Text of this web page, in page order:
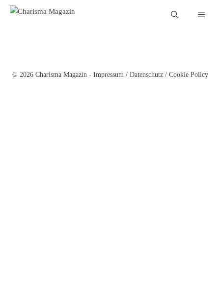
Zum
© 2026 Charisma Magazin - Impressum/ Datenschutz/ Cookie Policy